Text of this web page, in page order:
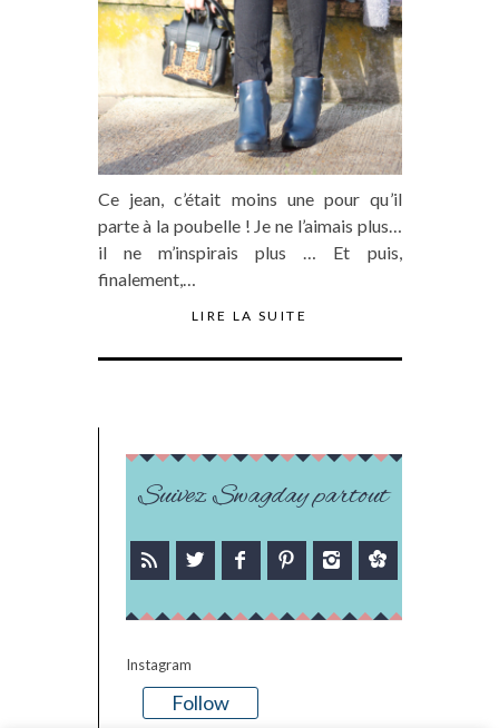
Ce jean, c’était moins une pour qu’il
parte à la poubelle ! Je ne l’aimais plus…
il ne m’inspirais plus … Et puis,
finalement,…
LIRE LA SUITE
Suivez Swagday partout
Instagram
Follow